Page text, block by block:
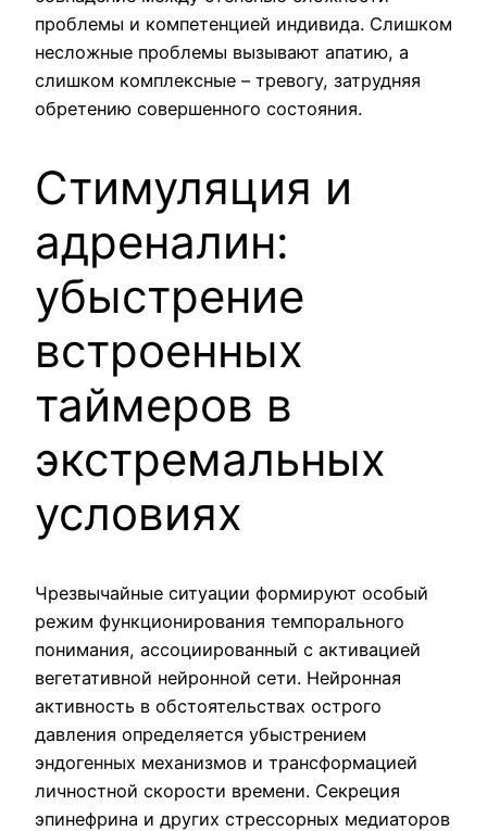
проблемы и компетенцией индивида. Слишком
несложные проблемы вызывают апатию, а
слишком комплексные – тревогу, затрудняя
обретению совершенного состояния.
Стимуляция и
адреналин:
убыстрение
встроенных
таймеров в
экстремальных
условиях
Чрезвычайные ситуации формируют особый
режим функционирования темпорального
понимания, ассоциированный с активацией
вегетативной нейронной сети. Нейронная
активность в обстоятельствах острого
давления определяется убыстрением
эндогенных механизмов и трансформацией
личностной скорости времени. Секреция
эпинефрина и других стрессорных медиаторов